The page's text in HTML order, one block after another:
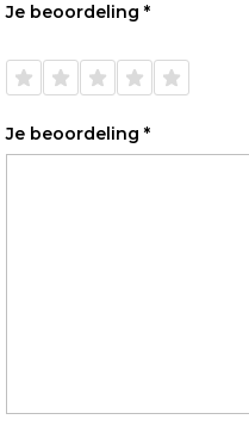
Je beoordeling *
de 5
de 5
de 5
de 5
de 5
Je beoordeling *